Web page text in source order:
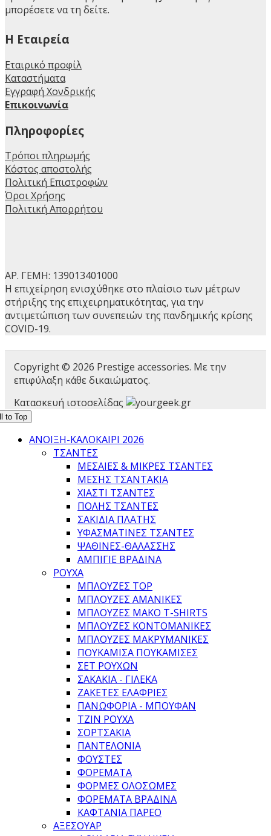
μπορέσετε να τη δείτε.
H Εταιρεία
Εταιρικό προφίλ
Καταστήματα
Εγγραφή Χονδρικής
Επικοινωνία
Πληροφορίες
Τρόποι πληρωμής
Κόστος αποστολής
Πολιτική Επιστροφών
Όροι Χρήσης
Πολιτική Απορρήτου
ΑΡ. ΓΕΜΗ: 139013401000
Η επιχείρηση ενισχύθηκε στο πλαίσιο των μέτρων
στήριξης της επιχειρηματικότητας, για την
αντιμετώπιση των συνεπειών της πανδημικής κρίσης
COVID-19.
Copyright © 2026 Prestige accessories. Με την
επιφύλαξη κάθε δικαιώματος.
Κατασκευή ιστοσελίδας
to Top
ΑΝΟΙΞΗ-ΚΑΛΟΚΑΙΡΙ 2026
ΤΣΑΝΤΕΣ
ΜΕΣΑΊΕΣ & ΜΙΚΡΈΣ ΤΣΆΝΤΕΣ
ΜΈΣΗΣ ΤΣΑΝΤΆΚΙΑ
ΧΙΑΣΤΊ ΤΣΆΝΤΕΣ
ΠΌΛΗΣ ΤΣΆΝΤΕΣ
ΣΑΚΊΔΙΑ ΠΛΆΤΗΣ
ΥΦΑΣΜΆΤΙΝΕΣ ΤΣΆΝΤΕΣ
ΨΆΘΙΝΕΣ-ΘΑΛΆΣΣΗΣ
ΑΜΠΙΓΙΈ ΒΡΑΔΙΝΆ
ΡΟΥΧΑ
ΜΠΛΟΎΖΕΣ TOP
ΜΠΛΟΎΖΕΣ ΑΜΆΝΙΚΕΣ
ΜΠΛΟΎΖΕΣ ΜΑΚΌ T-SHIRTS
ΜΠΛΟΎΖΕΣ ΚΟΝΤΟΜΆΝΙΚΕΣ
ΜΠΛΟΎΖΕΣ ΜΑΚΡΥΜΆΝΙΚΕΣ
ΠΟΥΚΆΜΙΣΑ ΠΟΥΚΑΜΊΣΕΣ
ΣΕΤ ΡΟΎΧΩΝ
ΣΑΚΆΚΙΑ - ΓΙΛΈΚΑ
ΖΑΚΈΤΕΣ ΕΛΑΦΡΙΈΣ
ΠΑΝΩΦΌΡΙΑ - ΜΠΟΥΦΆΝ
ΤΖΙΝ ΡΟΎΧΑ
ΣΟΡΤΣΆΚΙΑ
ΠΑΝΤΕΛΌΝΙΑ
ΦΟΎΣΤΕΣ
ΦΟΡΈΜΑΤΑ
ΦΌΡΜΕΣ ΟΛΌΣΩΜΕΣ
ΦΟΡΈΜΑΤΑ ΒΡΑΔΙΝΆ
ΚΑΦΤΆΝΙΑ ΠΑΡΕΌ
ΑΞΕΣΟΥΑΡ